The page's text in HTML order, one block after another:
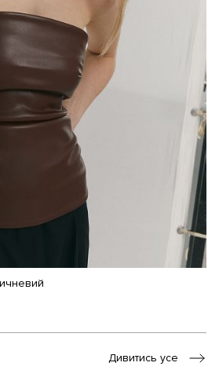
Дивитись усе